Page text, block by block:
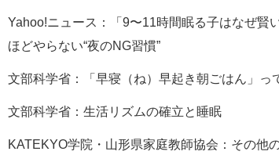
Yahoo!ニュース：「9〜11時間眠る子はなぜ賢
ほどやらない“夜のNG習慣”
文部科学省：「早寝（ね）早起き朝ごはん」っ
文部科学省：生活リズムの確立と睡眠
KATEKYO学院・山形県家庭教師協会：その他